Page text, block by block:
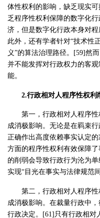
体性权利的影响，缺乏现实
乏程序性权利保障的数字化
济，但是数字化行政本身对
此外，还有学者针对“技术性
义”的算法治理路径。[59]然
并不能发挥对行政权力的客
能。
2.行政相对人程序性权利
第一，行政相对人程序
成消极影响。无论是在羁束
正确作出高度依赖事实认定
方面的程序性权利有效保障
的削弱会导致行政行为沦为
实现“目光在事实与法律规范
第二，行政相对人程序
成消极影响。在裁量行政中
行政决定。[61]只有行政相对